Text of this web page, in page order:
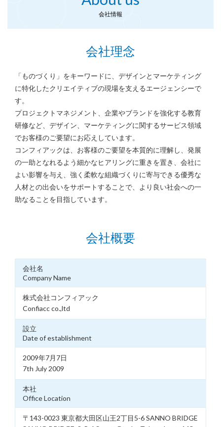
会社情報
会社理念
「ものづくり」をキーワードに、デザインとマーケティング
に特化したクリエイティブの現場を支えるエージェンシーで
す。
プロジェクトマネジメント、企業やブランドを強化する教育
研修など、 デザイン、マーケティングに関するサービス領域
でお客様のご要望にお応えしています。
コンフィアックは、お客様のご要望を本質的に理解し、発展
の一助となれるよう細かなヒアリングに重きを置き、会社に
よい影響を与え、強く柔軟な組織づくりに寄与できる優秀な
人材との出会いをサポートすることで、より良い社会への一
助なることを目指しています。
会社概要
会社名
Company Name
株式会社コンフィアック
Confiacc co.,ltd
設立
Date of establishment
2009年7月7日
7th July 2009
本社
Office Location
〒143-0023 東京都大田区山王2丁目5-6 SANNO BRIDGE